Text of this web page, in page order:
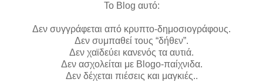
Το Βlog αυτό:
Δεν συγγράφεται από κρυπτο-δημοσιογράφους.
Δεν συμπαθεί τους “δήθεν”.
Δεν χαϊδεύει κανενός τα αυτιά.
Δεν ασχολείται με Blogo-παίχνιδα.
Δεν δέχεται πιέσεις και μαγκιές..